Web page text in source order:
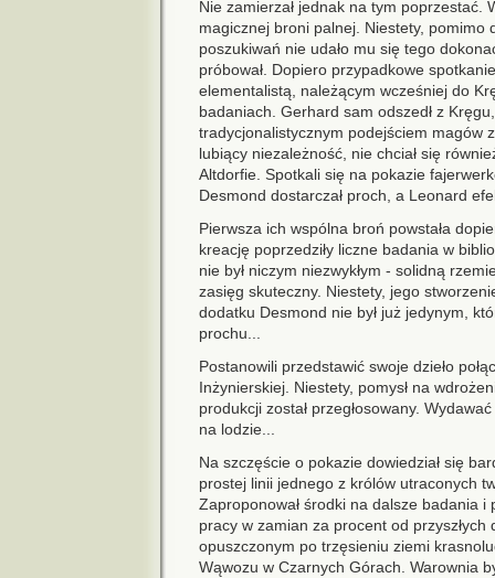
Nie zamierzał jednak na tym poprzestać.
magicznej broni palnej. Niestety, pomimo
poszukiwań nie udało mu się tego
próbował. Dopiero przypadkowe
elementalistą, należącym wcześniej do
badaniach. Gerhard sam odszedł z
tradycjonalistycznym podejściem magów
lubiący niezależność, nie chciał się
Altdorfie. Spotkali się na pokazie
Desmond dostarczał proch, a Leonard
Pierwsza ich wspólna broń powstała
kreację poprzedziły liczne badania w
nie był niczym niezwykłym - solidną
zasięg skuteczny. Niestety, jego
dodatku Desmond nie był już jedynym,
prochu...
Postanowili przedstawić swoje dzieło
Inżynierskiej. Niestety, pomysł na
produkcji został przegłosowany.
na lodzie...
Na szczęście o pokazie dowiedział się
prostej linii jednego z królów utraconych
Zaproponował środki na dalsze badania
pracy w zamian za procent od
opuszczonym po trzęsieniu ziemi
Wąwozu w Czarnych Górach. Warownia